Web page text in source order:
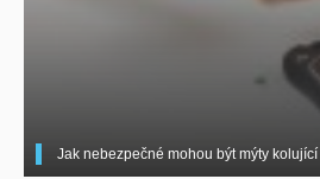
Jak nebezpečné mohou být mýty